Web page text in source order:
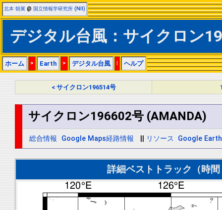
北本 朝展 @ 国立情報学研究所 (NII)
デジタル台風：サイクロン
ホーム > Earth > デジタル台風 | ヘルプ
< サイクロン196514号
サイクロン196602号 (AMANDA)
総合情報 Google Maps経路情報 リソース Google Earth
詳細ベストトラック（時